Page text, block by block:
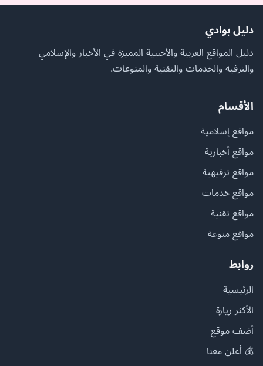
دليل بوادي
دليل المواقع العربية والأجنبية المميزة في الأخبار والإسلامي
والترفيه والخدمات والتقنية والمنوعات.
الأقسام
مواقع إسلامية
مواقع أخبارية
مواقع ترفيهية
مواقع خدمات
مواقع تقنية
مواقع منوعة
روابط
الرئيسية
الأكثر زيارة
أضف موقع
💰 أعلن معنا